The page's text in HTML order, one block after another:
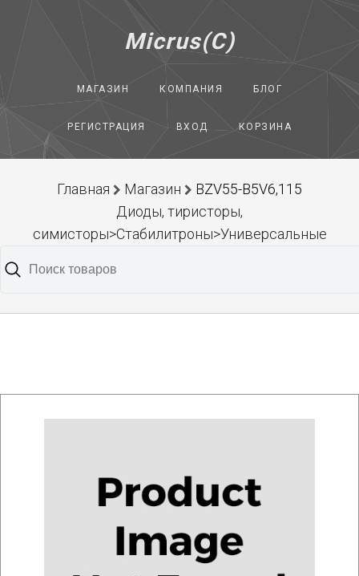
Micrus(C)
МАГАЗИН КОМПАНИЯ БЛОГ
РЕГИСТРАЦИЯ ВХОД КОРЗИНА
Главная Магазин
BZV55-B5V6,115
Диоды, тиристоры,
симисторы>Стабилитроны>Универсальные